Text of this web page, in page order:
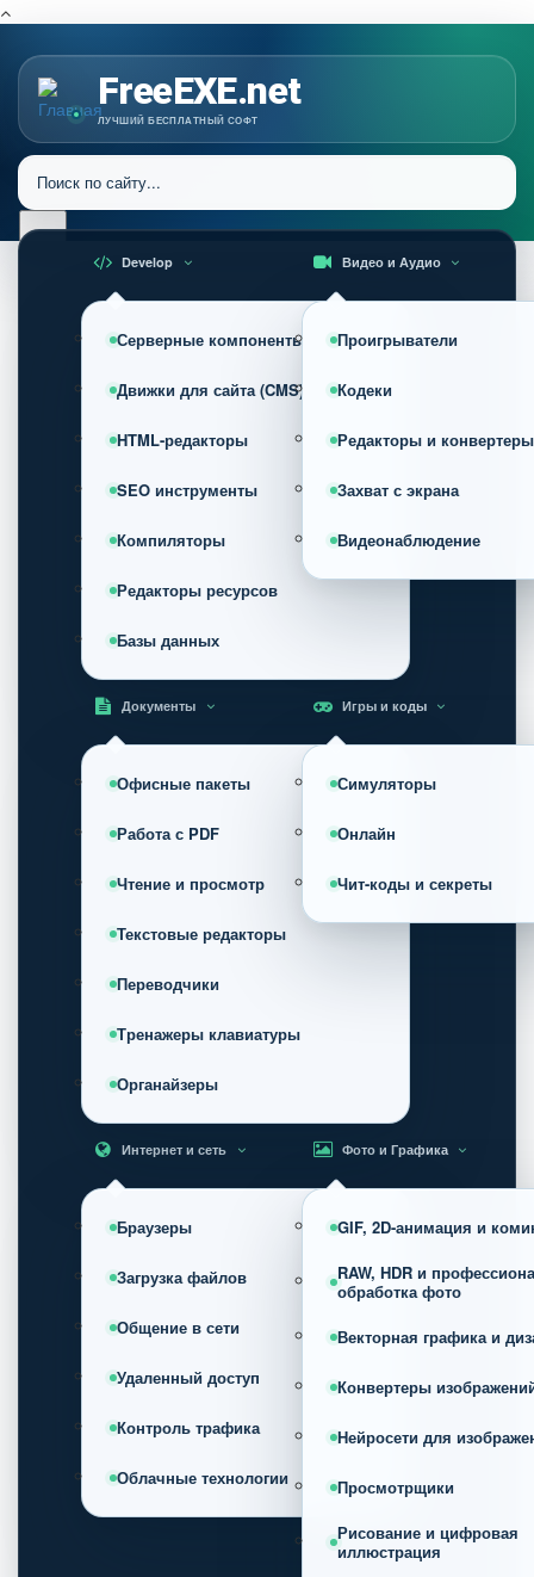
FreeEXE.net
ЛУЧШИЙ БЕСПЛАТНЫЙ СОФТ
Develop
Серверные компоненты
Движки для сайта (CMS)
HTML-редакторы
SEO инструменты
Компиляторы
Редакторы ресурсов
Базы данных
Видео и Аудио
Проигрыватели
Кодеки
Редакторы и конвертеры
Захват с экрана
Видеонаблюдение
Документы
Офисные пакеты
Работа с PDF
Чтение и просмотр
Текстовые редакторы
Переводчики
Тренажеры клавиатуры
Органайзеры
Игры и коды
Симуляторы
Онлайн
Чит-коды и секреты
Интернет и сеть
Браузеры
Загрузка файлов
Общение в сети
Удаленный доступ
Контроль трафика
Облачные технологии
Фото и Графика
GIF, 2D-анимация и
RAW, HDR и
обработка фото
Векторная графика и
Конвертеры
Нейросети для
Просмотрщики
Рисование и цифровая
иллюстрация